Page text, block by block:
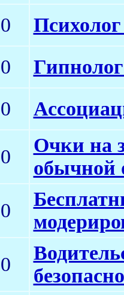
0 Психолог
0
0
0
Очки на
обычной
0
0